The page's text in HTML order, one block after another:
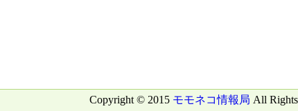
Copyright © 2015 モモネコ情報局 All